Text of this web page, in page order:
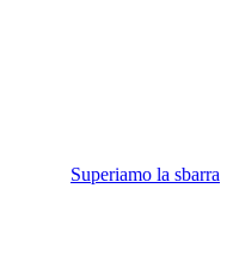
Superiamo la sbarra